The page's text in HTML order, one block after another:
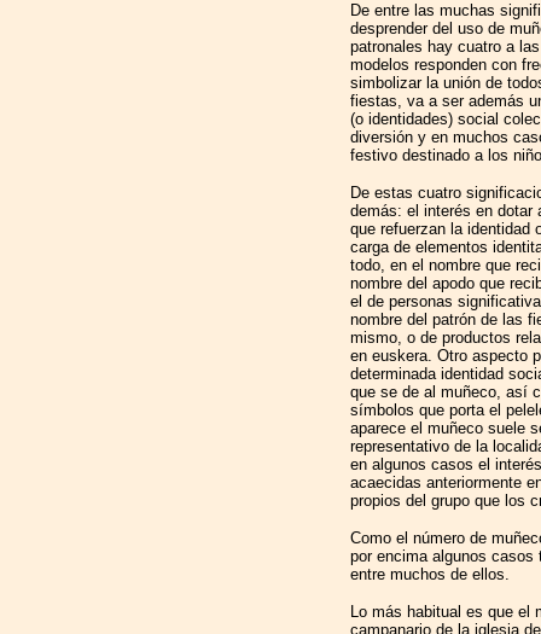
De entre las muchas
desprender del uso de
patronales hay cuatro a
modelos responden con
simbolizar la unión de
fiestas, va a ser además
(o identidades) social
diversión y en muchos
festivo destinado a los
De estas cuatro
demás: el interés en dotar
que refuerzan la identidad
carga de elementos
todo, en el nombre que
nombre del apodo que
el de personas
nombre del patrón de las
mismo, o de productos
en euskera. Otro aspecto
determinada identidad
que se de al muñeco, así
símbolos que porta el
aparece el muñeco suele
representativo de la
en algunos casos el
acaecidas anteriormente
propios del grupo que los
Como el número de
por encima algunos casos
entre muchos de ellos.
Lo más habitual es que el
campanario de la iglesia